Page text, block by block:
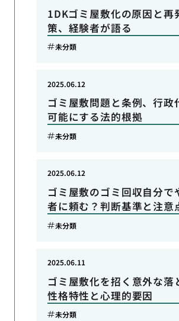
1DKゴミ屋敷化の原因と再
策、経験者が語る
未分類
ゴミ屋敷問題と条例、行政
可能にする法的根拠
2025.06.12
未分類
ゴミ屋敷のゴミ回収自分で
者に頼む？判断基準と注意
2025.06.12
未分類
ゴミ屋敷化を招く意外な落
性格特性と心理的要因
2025.06.11
未分類